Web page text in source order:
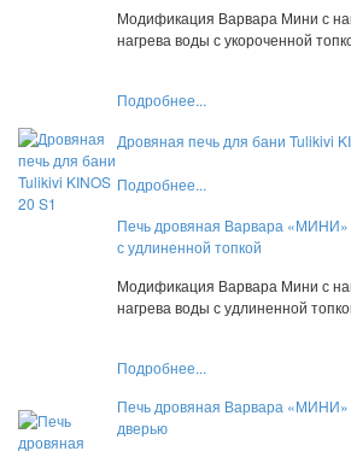
Модификация Варвара Мини с
нагрева воды с укороченной
Подробнее...
Дровяная печь для бани Tulikivi
Подробнее...
Печь дровяная Варвара «МИНИ»
с удлиненной топкой
Модификация Варвара Мини с
нагрева воды с удлиненной
Подробнее...
Печь дровяная Варвара «МИНИ»
дверью